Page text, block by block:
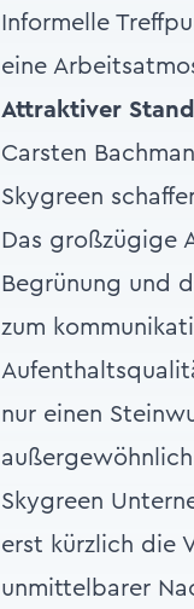
Informelle
eine
Attraktiver
Carsten
Skygreen
Das großzügige
Begrünung und
zum
nur einen
Skygreen
erst kürzlich die
unmittelbarer